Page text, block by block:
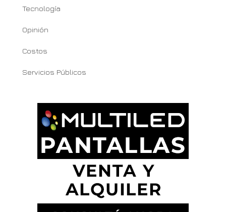
Tecnología
Opinión
Costos
Servicios Públicos